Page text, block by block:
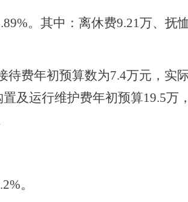
。其中：离休费9.21万、抚
待费年初预算数为7.4万元 ， 实
及运行维护费年初预算19.5万
。